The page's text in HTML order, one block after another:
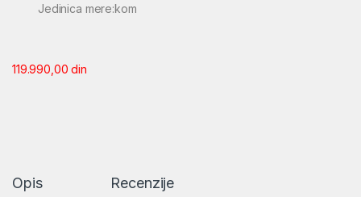
Jedinica mere:kom
119.990,00din
Opis Recenzije